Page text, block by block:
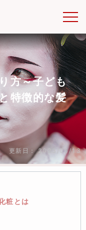
方～子ども
特徴的な髪
更新日： 2023/05/13
粧とは